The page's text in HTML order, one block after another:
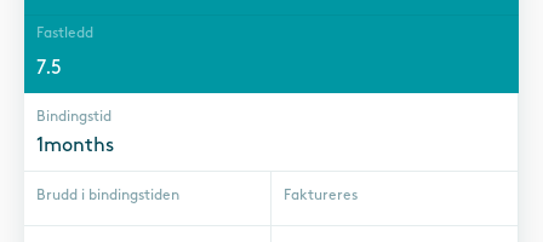
Fastledd
7.5
Bindingstid
1months
Brudd i bindingstiden Faktureres